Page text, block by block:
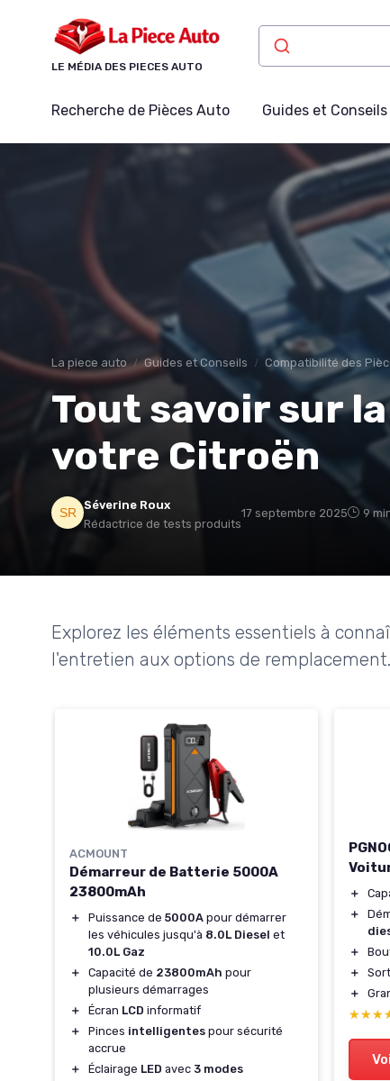
LE MÉDIA DES PIECES AUTO
Recherche de Pièces Auto Guides et Conseils
La piece auto Guides et Conseils Compatibilité des
Tout savoir sur
votre Citroën
Séverine Roux
Rédactrice de tests produits
17 septembre 2025 9
Explorez les éléments essentiels à
l'entretien aux options de remplacement.
ACMOUNT
Démarreur de Batterie 5000A
23800mAh
＋ Puissance de 5000A pour démarrer
les véhicules jusqu'à 8.0L Diesel et
10.0L Gaz
＋
Capacité de 23800mAh pour
plusieurs démarrages
＋
Écran LCD informatif
＋
Pinces intelligentes pour sécurité
accrue
＋
Éclairage LED avec 3 modes
＋
＋
＋
＋
＋